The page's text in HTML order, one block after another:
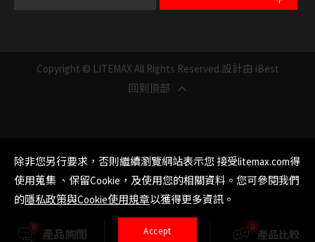
Copyright © LITEMAX All Rights Reserved.設計由 iBest
回到頂部
0 產品詢問 產品選擇
0
產品比較
除非您另行要求，否則繼續瀏覽網站表示您 接受litemax.com得
使用蒐集 、保留Cookie，及使用您的相關資料。您可參閱我們
的隱私政策與Cookie使用規章以獲得更多資訊。
Accept